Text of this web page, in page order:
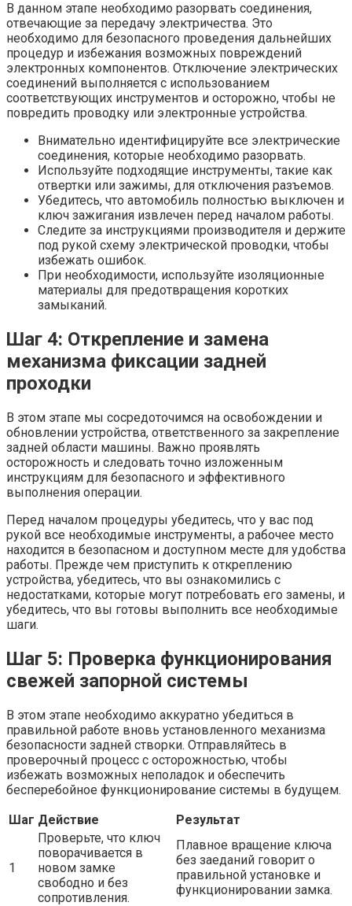
В данном этапе необходимо разорвать соединения,
отвечающие за передачу электричества. Это
необходимо для безопасного проведения дальнейших
процедур и избежания возможных повреждений
электронных компонентов. Отключение электрических
соединений выполняется с использованием
соответствующих инструментов и осторожно, чтобы не
повредить проводку или электронные устройства.
Внимательно идентифицируйте все электрические
соединения, которые необходимо разорвать.
Используйте подходящие инструменты, такие как
отвертки или зажимы, для отключения разъемов.
Убедитесь, что автомобиль полностью выключен и
ключ зажигания извлечен перед началом работы.
Следите за инструкциями производителя и держите
под рукой схему электрической проводки, чтобы
избежать ошибок.
При необходимости, используйте изоляционные
материалы для предотвращения коротких
замыканий.
Шаг 4: Открепление и замена
механизма фиксации задней
проходки
В этом этапе мы сосредоточимся на освобождении и
обновлении устройства, ответственного за закрепление
задней области машины. Важно проявлять
осторожность и следовать точно изложенным
инструкциям для безопасного и эффективного
выполнения операции.
Перед началом процедуры убедитесь, что у вас под
рукой все необходимые инструменты, а рабочее место
находится в безопасном и доступном месте для удобства
работы. Прежде чем приступить к откреплению
устройства, убедитесь, что вы ознакомились с
недостатками, которые могут потребовать его замены, и
убедитесь, что вы готовы выполнить все необходимые
шаги.
Шаг 5: Проверка функционирования
свежей запорной системы
В этом этапе необходимо аккуратно убедиться в
правильной работе вновь установленного механизма
безопасности задней створки. Отправляйтесь в
проверочный процесс с осторожностью, чтобы
избежать возможных неполадок и обеспечить
бесперебойное функционирование системы в будущем.
Шаг Действие Результат
1
Проверьте, что ключ
поворачивается в
новом замке
свободно и без
сопротивления.
Плавное вращение ключа
без заеданий говорит о
правильной установке и
функционировании замка.